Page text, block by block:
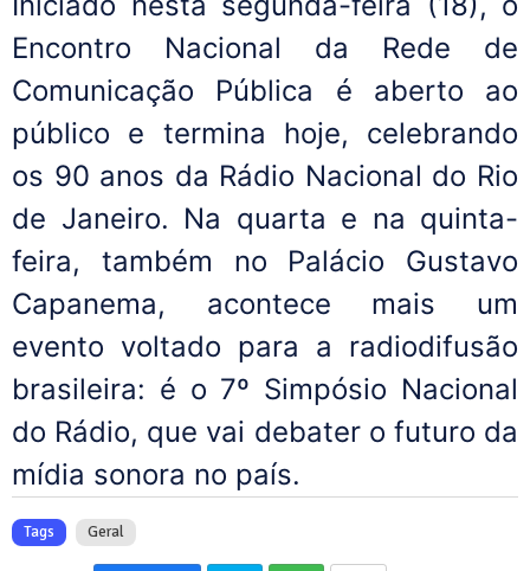
Encontro Nacional da Rede de
Comunicação Pública é aberto ao
público e termina hoje, celebrando
os 90 anos da Rádio Nacional do Rio
de Janeiro. Na quarta e na quinta-
feira, também no Palácio Gustavo
Capanema, acontece mais um
evento voltado para a radiodifusão
brasileira: é o 7º Simpósio Nacional
do Rádio, que vai debater o futuro da
mídia sonora no país.
Tags Geral